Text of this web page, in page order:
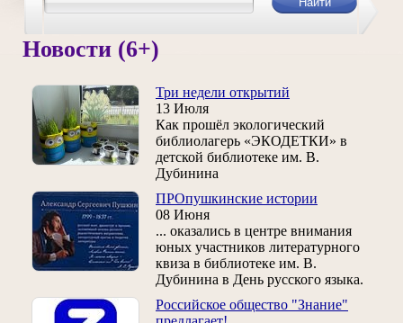
Новости (6+)
Три недели открытий
13 Июля
Как прошёл экологический
библиолагерь «ЭКОДЕТКИ» в
детской библиотеке им. В.
Дубинина
ПРОпушкинские истории
08 Июня
... оказались в центре внимания
юных участников литературного
квиза в библиотеке им. В.
Дубинина в День русского языка.
Российское общество "Знание"